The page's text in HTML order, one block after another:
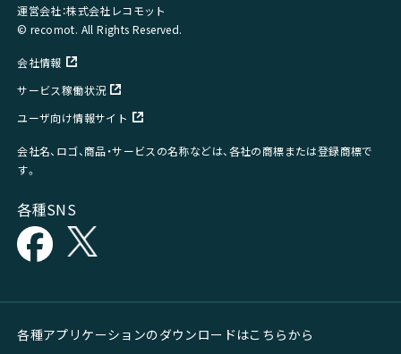
運営会社：株式会社レコモット
© recomot. All Rights Reserved.
会社情報
サービス稼働状況
ユーザ向け情報サイト
会社名、ロゴ、商品・サービスの名称などは、各社の商標または登録商標で
す。
各種SNS
各種アプリケーションのダウンロードはこちらから